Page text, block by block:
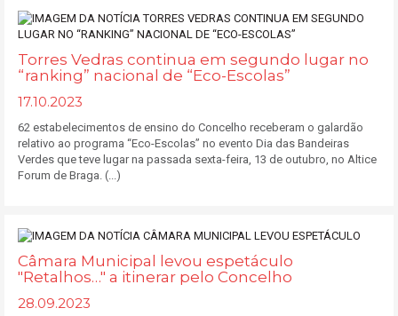
Torres Vedras continua em segundo lugar no
“ranking” nacional de “Eco-Escolas”
17.10.2023
62 estabelecimentos de ensino do Concelho receberam o galardão
relativo ao programa “Eco-Escolas” no evento Dia das Bandeiras
Verdes que teve lugar na passada sexta-feira, 13 de outubro, no Altice
Forum de Braga. (...)
Câmara Municipal levou espetáculo
"Retalhos…" a itinerar pelo Concelho
28.09.2023